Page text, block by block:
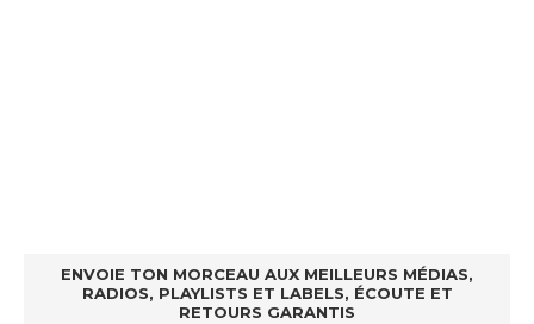
ENVOIE TON MORCEAU AUX MEILLEURS MÉDIAS,
RADIOS, PLAYLISTS ET LABELS, ÉCOUTE ET
RETOURS GARANTIS